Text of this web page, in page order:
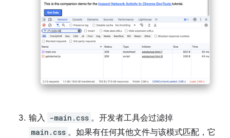
输入 -main.css 。开发者工具会过滤掉
main.css 。如果有任何其他文件与该模式匹配，它